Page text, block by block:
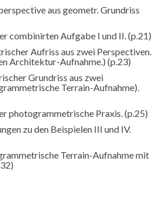
aus geometr. Grundriss
combinirten Aufgabe I und II.(p.21)
Aufriss aus zwei Perspectiven.
Architektur-Aufnahme.) (p.23)
Grundriss aus zwei
Terrain-Aufnahme).
photogrammetrische Praxis.(p.25)
zu den Beispielen III und IV.
Terrain-Aufnahme mit